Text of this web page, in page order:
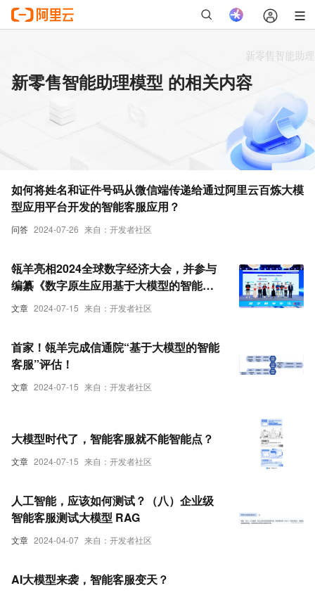
新零售智能助理模型 的相关内容
问答 2024-07-26 来自：开发者社区
如何将姓名和证件号码从微信端传递给通过阿里云百炼大模
型应用平台开发的智能客服应用？
文章 2024-07-15 来自：开发者社区
瓴羊亮相2024全球数字经济大会，并参与
编纂《数字原生应用基于大模型的智能客
服》标准
文章 2024-07-15 来自：开发者社区
首家！瓴羊完成信通院“基于大模型的智能
客服”评估！
文章 2024-07-15 来自：开发者社区
大模型时代了，智能客服就不能智能点？
文章 2024-04-07 来自：开发者社区
人工智能，应该如何测试？（八）企业级
智能客服测试大模型 RAG
AI大模型来袭，智能客服变天？